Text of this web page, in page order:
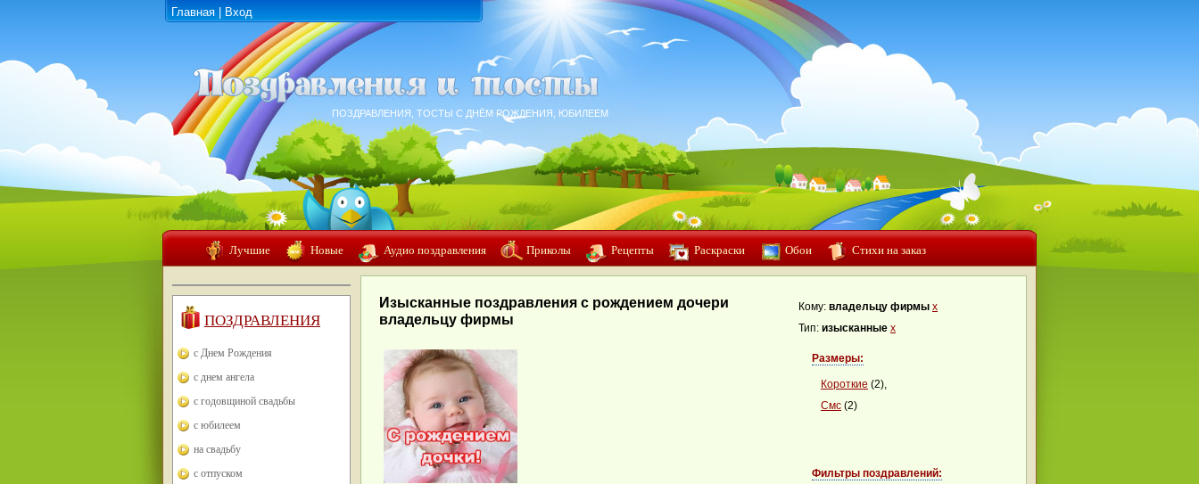
Главная Вход
ПОЗДРАВЛЕНИЯ, ТОСТЫ С ДНЁМ РОЖДЕНИЯ, ЮБИЛЕЕМ
Лучшие Новые Аудио поздравления Приколы Рецепты Раскраски Обои Стихи на заказ
ПОЗДРАВЛЕНИЯ
с Днем Рождения
с днем ангела
с годовщиной свадьбы
с юбилеем
на свадьбу
с отпуском
Изысканные поздравления с рождением дочери
владельцу фирмы
Кому: владельцу фирмы x
Тип: изысканные x
Размеры:
Короткие (2),
Смс (2)
Фильтры поздравлений: